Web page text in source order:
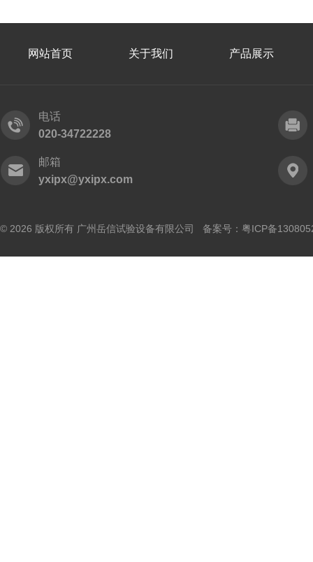
网站首页 关于我们 产品展示
电话
020-34722228
邮箱
yxipx@yxipx.com
© 2026 版权所有 广州岳信试验设备有限公司 备案号： 粤ICP备